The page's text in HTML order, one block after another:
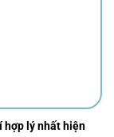
hợp lý nhất hiện